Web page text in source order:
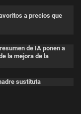
a precios que
de IA ponen a
la mejora de la
sustituta